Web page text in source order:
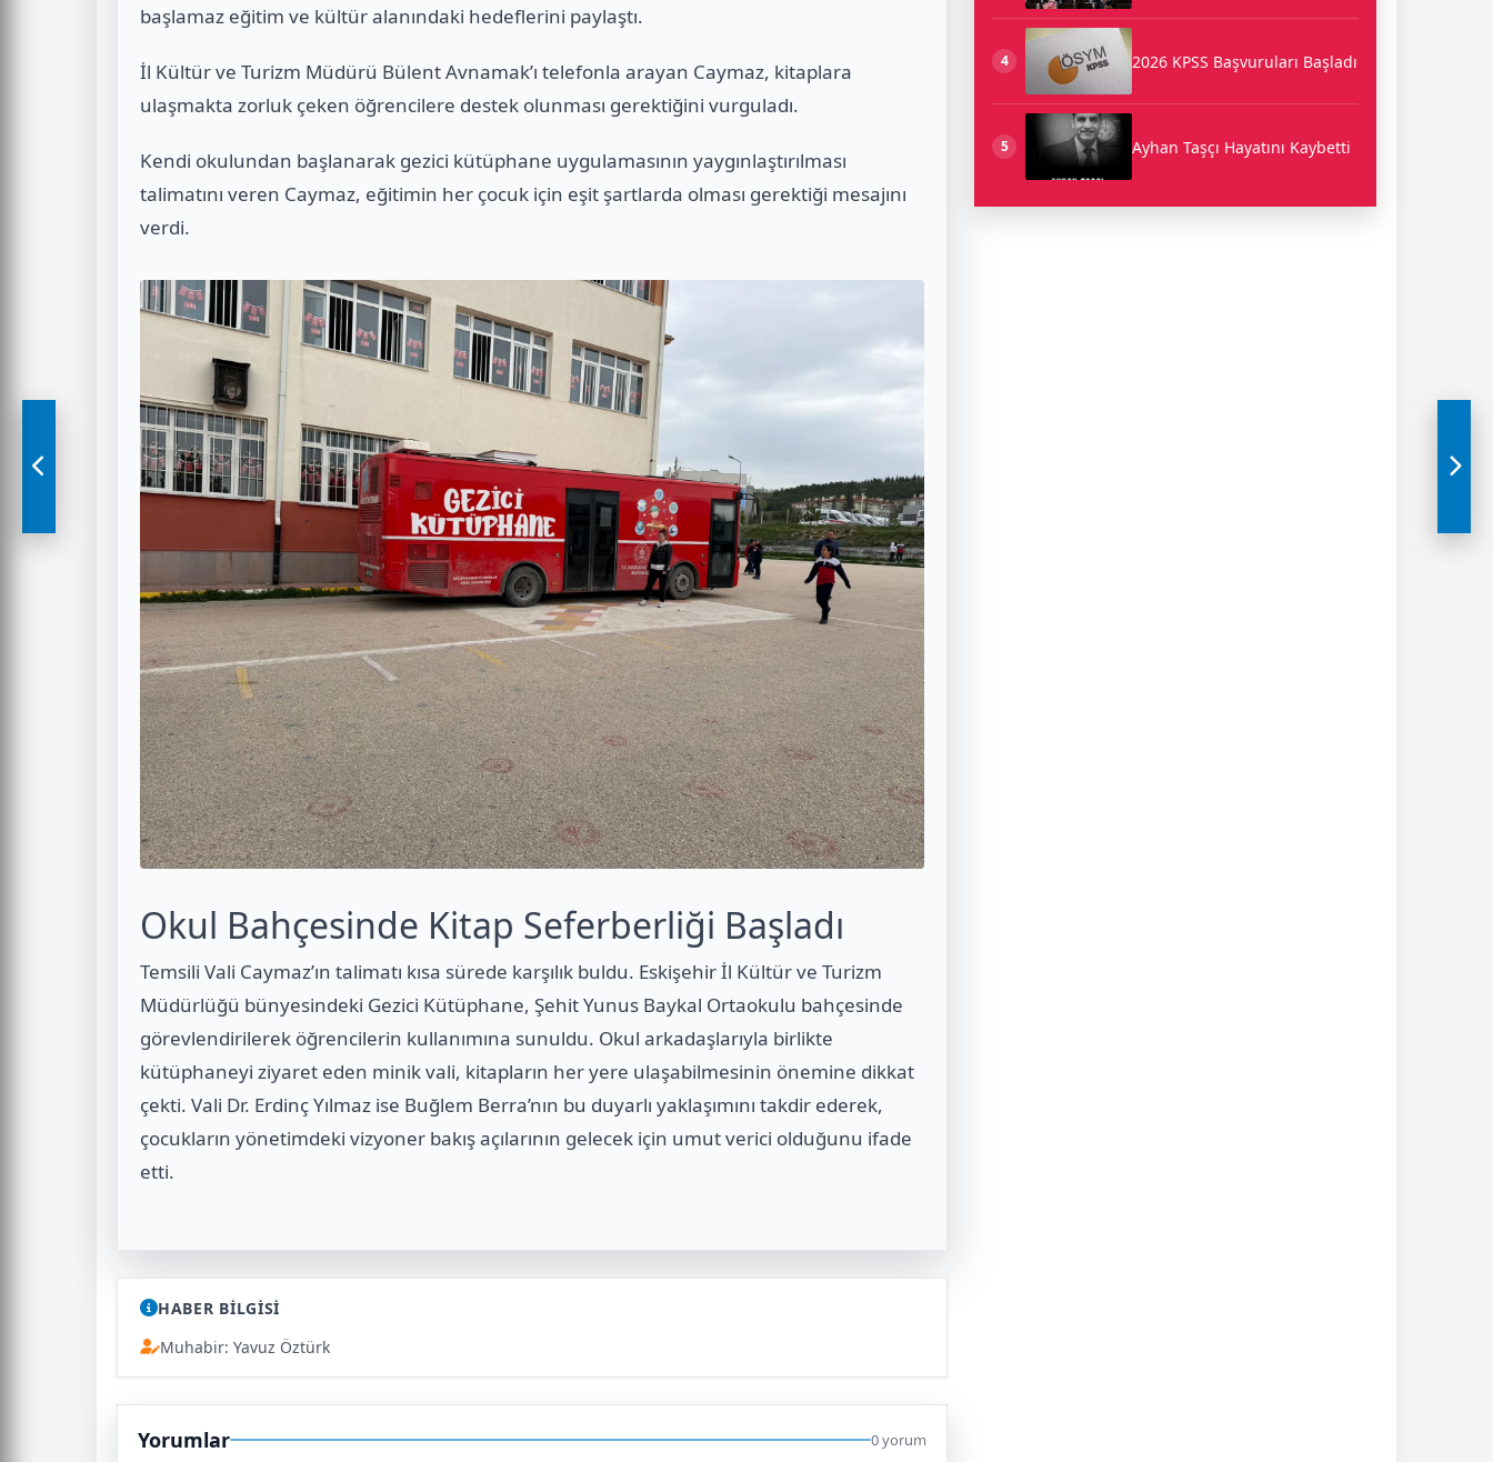
başlamaz eğitim ve kültür alanındaki hedeflerini paylaştı.
İl Kültür ve Turizm Müdürü Bülent Avnamak’ı telefonla arayan Caymaz, kitaplara
ulaşmakta zorluk çeken öğrencilere destek olunması gerektiğini vurguladı.
Kendi okulundan başlanarak gezici kütüphane uygulamasının yaygınlaştırılması
talimatını veren Caymaz, eğitimin her çocuk için eşit şartlarda olması gerektiği mesajını
verdi.
Okul Bahçesinde Kitap Seferberliği Başladı
Temsili Vali Caymaz’ın talimatı kısa sürede karşılık buldu. Eskişehir İl Kültür ve Turizm
Müdürlüğü bünyesindeki Gezici Kütüphane, Şehit Yunus Baykal Ortaokulu bahçesinde
görevlendirilerek öğrencilerin kullanımına sunuldu. Okul arkadaşlarıyla birlikte
kütüphaneyi ziyaret eden minik vali, kitapların her yere ulaşabilmesinin önemine dikkat
çekti. Vali Dr. Erdinç Yılmaz ise Buğlem Berra’nın bu duyarlı yaklaşımını takdir ederek,
çocukların yönetimdeki vizyoner bakış açılarının gelecek için umut verici olduğunu ifade
etti.
HABER BİLGİSİ
Muhabir: Yavuz Öztürk
Yorumlar 0 yorum
4 2026 KPSS Başvuruları Başladı
5 Ayhan Taşçı Hayatını Kaybetti